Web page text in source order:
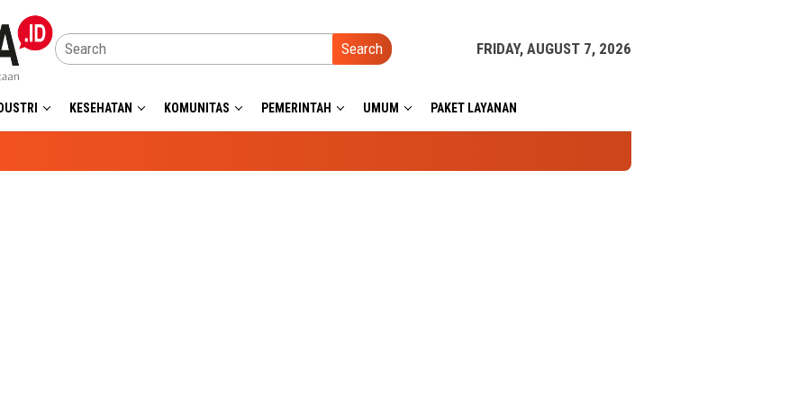
Search FRIDAY, AUGUST 7, 2026
KESEHATAN KOMUNITAS PEMERINTAH UMUM PAKET LAYANAN